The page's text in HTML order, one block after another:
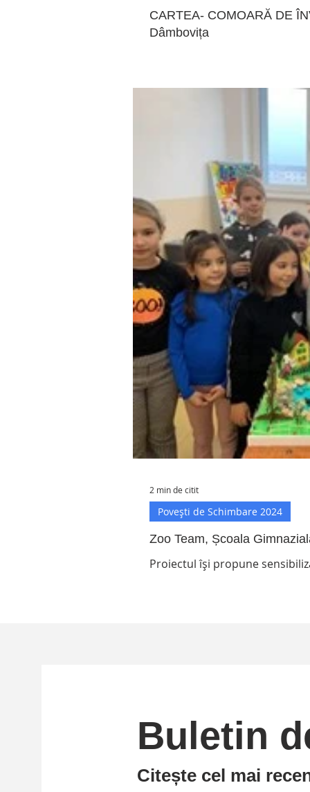
CARTEA- COMOARĂ DE
Dâmbovița
Zoo Team, Școala
Proiectul își propune
Povești de Schimbare 2024
2 min de citit
Buletin
Citește cel mai